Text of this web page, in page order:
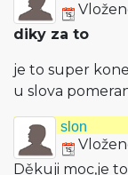
diky za to
je to super
u slova
slon
Děkuji moc,je